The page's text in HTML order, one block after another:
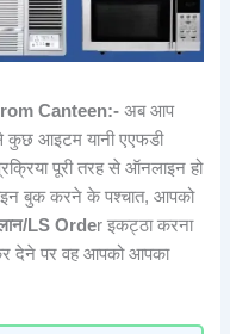
Canteen:-अब आप
कुछ आइटम यानी एएफडी
पूरी तरह से ऑनलाइन हो
बुक करने के पश्चात, आपको
LS Order इकट्ठा करना
देने पर वह आपको आपका